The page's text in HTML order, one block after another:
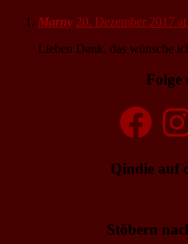
Marny 20. Dezember 2017
Lieben Dank, das wünsche
Folge
Facebook
Qindie auf
Stöbern